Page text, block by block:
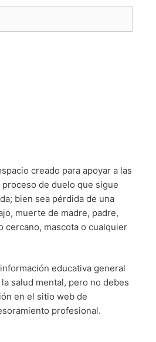
creado para apoyar a las
de duelo que sigue
bien sea pérdida de una
muerte de madre, padre,
cercano, mascota o cualquier
educativa general
salud mental, pero no debes
en el sitio web de
profesional.